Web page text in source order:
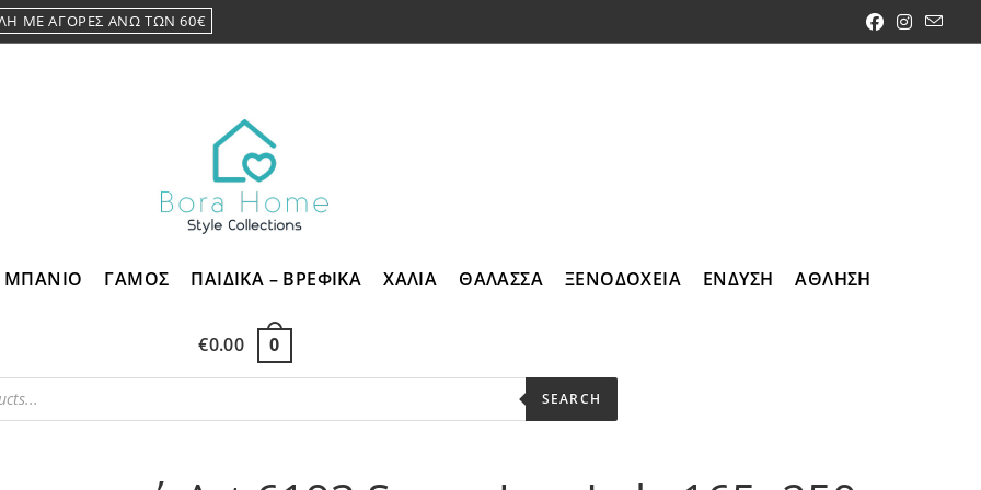
ΜΕ ΑΓΟΡΕΣ ΑΝΩ ΤΩΝ 60€
ΜΠΑΝΙΟ ΓΑΜΟΣ ΠΑΙΔΙΚΑ – ΒΡΕΦΙΚΑ ΧΑΛΙΑ ΘΑΛΑΣΣΑ ΞΕΝΟΔΟΧΕΙΑ ΕΝΔΥΣΗ ΑΘΛΗΣΗ
€0.00 0
SEARCH